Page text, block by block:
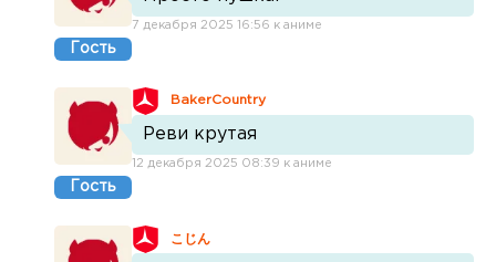
Гость
7 декабря 2025 16:56 к аниме
Гость
BakerCountry
Реви крутая
12 декабря 2025 08:39 к аниме
こじん